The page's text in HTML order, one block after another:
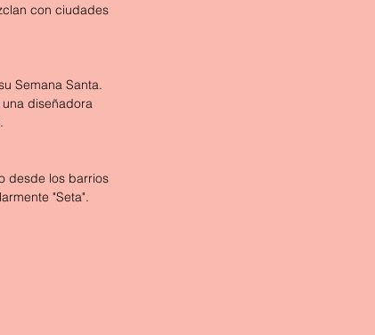
con ciudades
Semana Santa.
diseñadora
desde los barrios
"Seta".